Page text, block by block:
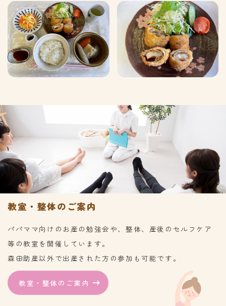
教室・整体のご案内
パパママ向けのお産の勉強会や、整体、産後のセルフケア
等の教室を開催しています。
森田助産以外で出産された方の参加も可能です。
教室・整体のご案内